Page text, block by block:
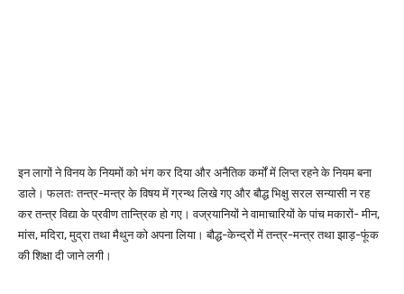
इन लागों ने विनय के नियमों को भंग कर दिया और अनैतिक कर्मों में लिप्त रहने के नियम बना
डाले। फलतः तन्त्र-मन्त्र के विषय में ग्रन्थ लिखे गए और बौद्ध भिक्षु सरल सन्यासी न रह
कर तन्त्र विद्या के प्रवीण तान्त्रिक हो गए। वज्रयानियों ने वामाचारियों के पांच मकारों- मीन,
मांस, मदिरा, मुद्रा तथा मैथुन को अपना लिया। बौद्ध-केन्द्रों में तन्त्र-मन्त्र तथा झाड़-फूंक
की शिक्षा दी जाने लगी।